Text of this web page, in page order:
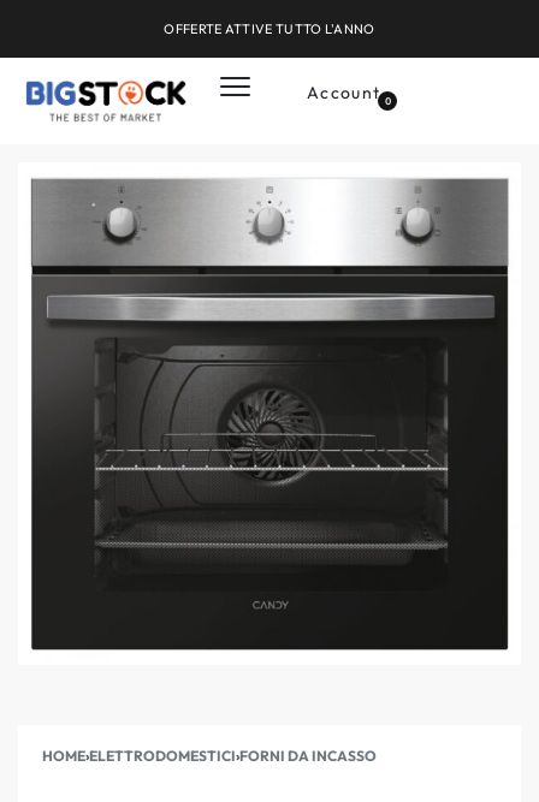
OFFERTE ATTIVE TUTTO L'ANNO
Account 0
HOME›ELETTRODOMESTICI›FORNI DA INCASSO